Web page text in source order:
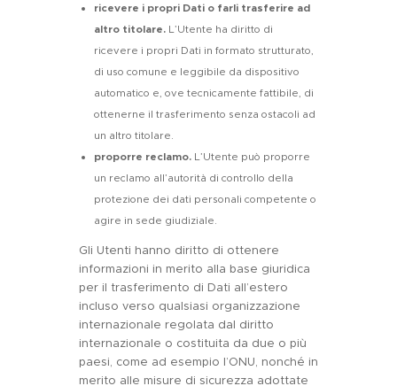
ricevere i propri Dati o farli trasferire ad
altro titolare. L’Utente ha diritto di
ricevere i propri Dati in formato strutturato,
di uso comune e leggibile da dispositivo
automatico e, ove tecnicamente fattibile, di
ottenerne il trasferimento senza ostacoli ad
un altro titolare.
proporre reclamo. L’Utente può proporre
un reclamo all’autorità di controllo della
protezione dei dati personali competente o
agire in sede giudiziale.
Gli Utenti hanno diritto di ottenere
informazioni in merito alla base giuridica
per il trasferimento di Dati all’estero
incluso verso qualsiasi organizzazione
internazionale regolata dal diritto
internazionale o costituita da due o più
paesi, come ad esempio l’ONU, nonché in
merito alle misure di sicurezza adottate